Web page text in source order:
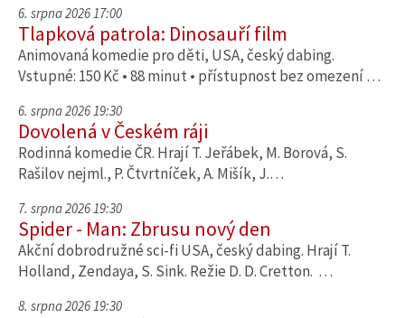
6. srpna 2026 17:00
Tlapková patrola: Dinosauří film
Animovaná komedie pro děti, USA, český dabing.
Vstupné: 150 Kč • 88 minut • přístupnost bez omezení …
6. srpna 2026 19:30
Dovolená v Českém ráji
Rodinná komedie ČR. Hrají T. Jeřábek, M. Borová, S.
Rašilov nejml., P. Čtvrtníček, A. Mišík, J.…
7. srpna 2026 19:30
Spider - Man: Zbrusu nový den
Akční dobrodružné sci-fi USA, český dabing. Hrají T.
Holland, Zendaya, S. Sink. Režie D. D. Cretton. …
8. srpna 2026 19:30